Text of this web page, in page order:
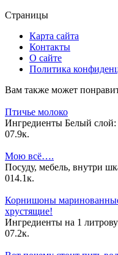
Страницы
Карта сайта
Контакты
О сайте
Политика
Вам также может
Птичье молоко
Ингредиенты Белый слой:
07.9к.
Мою всё….
Посуду, мебель, внутри
014.1к.
Корнишоны
хрустящие!
Ингредиенты на 1
07.2к.